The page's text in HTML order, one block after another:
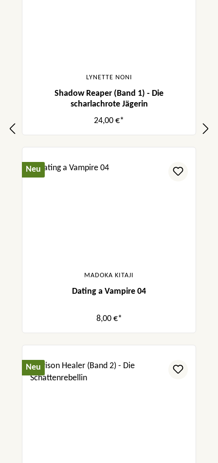
LYNETTE NONI
Shadow Reaper (Band 1) - Die
scharlachrote Jägerin
24,00 €*
Neu
MADOKA KITAJI
Dating a Vampire 04
8,00 €*
Neu